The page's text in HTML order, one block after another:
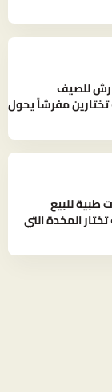
للصيف
مفرشاً يحول
طبية للبيع
المخدة التي